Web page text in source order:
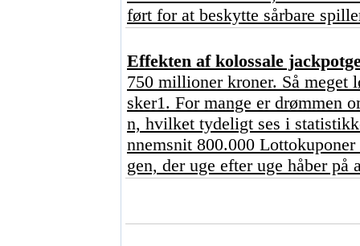
ført for at beskytte sårbare
Effekten af kolossale
750 millioner kroner. Så meget
sker1. For mange er drømmen
n, hvilket tydeligt ses i
nnemsnit 800.000
gen, der uge efter uge håber